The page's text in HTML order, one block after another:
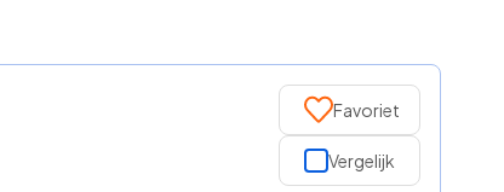
Favoriet
Vergelijk